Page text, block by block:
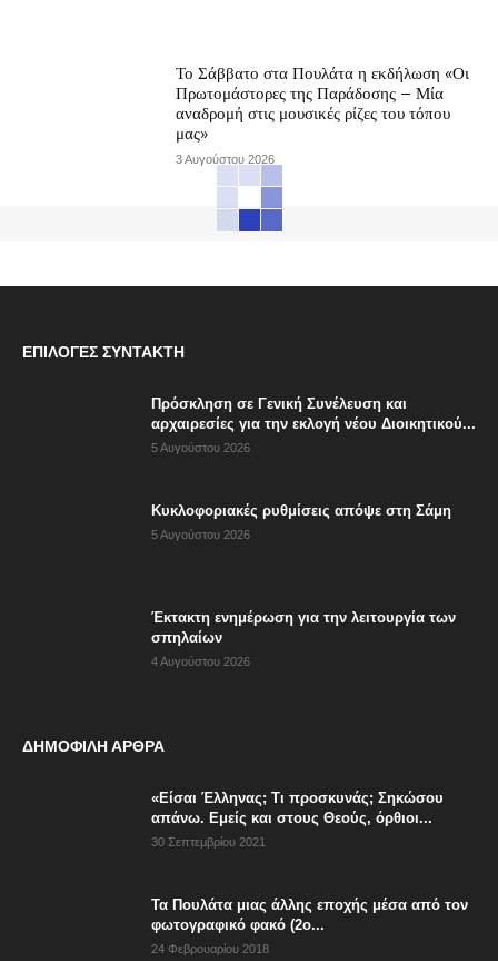
Το Σάββατο στα Πουλάτα η εκδήλωση «Οι
Πρωτομάστορες της Παράδοσης – Μία
αναδρομή στις μουσικές ρίζες του τόπου
μας»
3 Αυγούστου 2026
ΕΠΙΛΟΓΈΣ ΣΥΝΤΆΚΤΗ
Πρόσκληση σε Γενική Συνέλευση και
αρχαιρεσίες για την εκλογή νέου Διοικητικού...
5 Αυγούστου 2026
Κυκλοφοριακές ρυθμίσεις απόψε στη Σάμη
5 Αυγούστου 2026
Έκτακτη ενημέρωση για την λειτουργία των
σπηλαίων
4 Αυγούστου 2026
ΔΗΜΟΦΙΛΗ ΑΡΘΡΑ
«Είσαι Έλληνας; Τι προσκυνάς; Σηκώσου
απάνω. Εμείς και στους Θεούς, όρθιοι...
30 Σεπτεμβρίου 2021
Τα Πουλάτα μιας άλλης εποχής μέσα από τον
φωτογραφικό φακό (2ο...
24 Φεβρουαρίου 2018